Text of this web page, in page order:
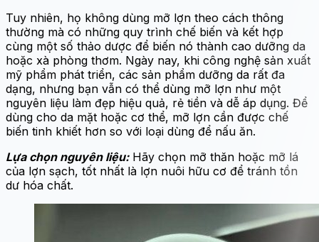
Tuy nhiên, họ không dùng mỡ lợn theo cách thông
thường mà có những quy trình chế biến và kết hợp
cùng một số thảo dược để biến nó thành cao dưỡng da
hoặc xà phòng thơm. Ngày nay, khi công nghệ sản xuất
mỹ phẩm phát triển, các sản phẩm dưỡng da rất đa
dạng, nhưng bạn vẫn có thể dùng mỡ lợn như một
nguyên liệu làm đẹp hiệu quả, rẻ tiền và dễ áp dụng. Để
dùng cho da mặt hoặc cơ thể, mỡ lợn cần được chế
biến tinh khiết hơn so với loại dùng để nấu ăn.
Lựa chọn nguyên liệu:Hãy chọn mỡ thăn hoặc mỡ lá
của lợn sạch, tốt nhất là lợn nuôi hữu cơ để tránh tồn
dư hóa chất.